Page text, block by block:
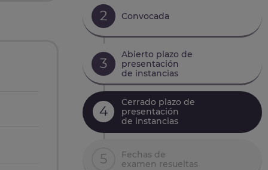
2 Convocada
3
Abierto plazo de
presentación
de instancias
4
Cerrado plazo de
presentación
de instancias
5
Fechas de
examen resueltas